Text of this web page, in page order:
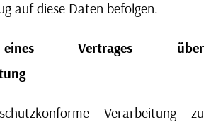
auf diese Daten befolgen.
Vertrages über
Verarbeitung zu